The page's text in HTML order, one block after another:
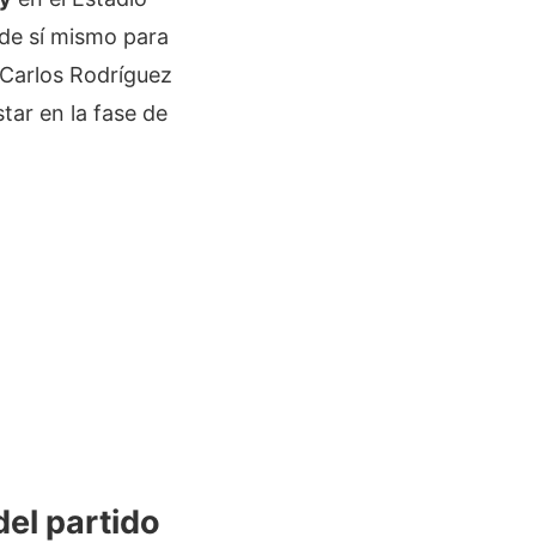
sí mismo para
Rodríguez
en la fase de
partido